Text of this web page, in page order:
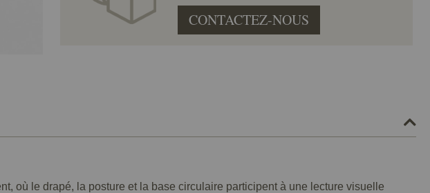
CONTACTEZ-NOUS
où le drapé, la posture et la base circulaire participent à une lecture visuelle